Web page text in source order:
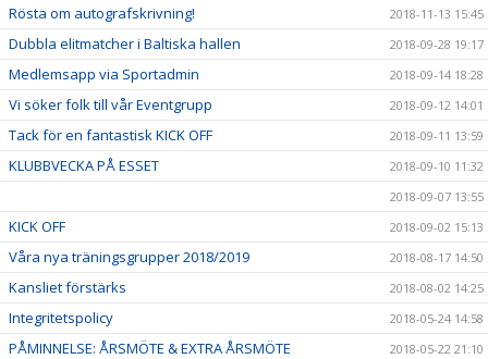
Rösta om autografskrivning! 2018-11-13 15:45
Dubbla elitmatcher i Baltiska hallen 2018-09-28 19:17
Medlemsapp via Sportadmin 2018-09-14 18:28
Vi söker folk till vår Eventgrupp 2018-09-12 14:01
Tack för en fantastisk KICK OFF 2018-09-11 13:59
KLUBBVECKA PÅ ESSET
2018-09-10 11:32
2018-09-07 13:55
KICK OFF 2018-09-02 15:13
Våra nya träningsgrupper 2018/2019 2018-08-17 14:50
Kansliet förstärks 2018-08-02 14:25
Integritetspolicy 2018-05-24 14:58
PÅMINNELSE: ÅRSMÖTE & EXTRA ÅRSMÖTE 2018-05-22 21:10